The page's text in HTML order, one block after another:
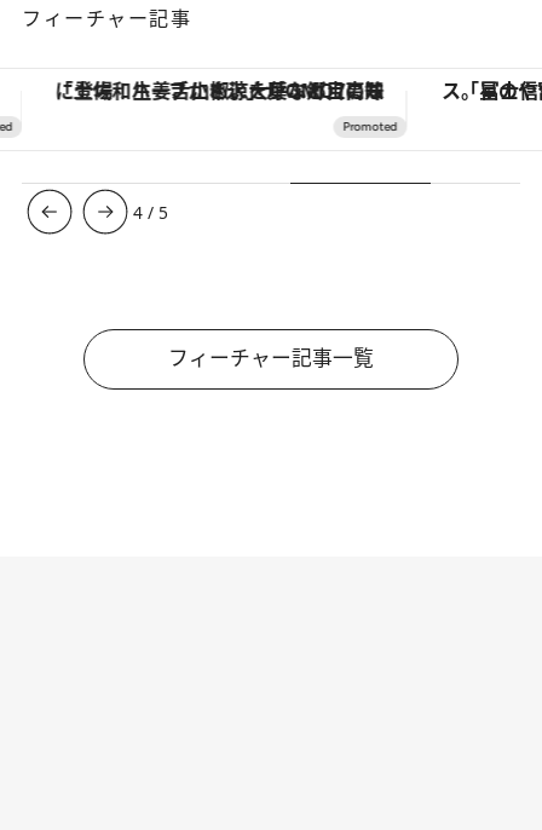
フィーチャー記事
「土佐和ハーブかき氷」がOMO7高知に登場！生姜、山椒、大葉など目にも舌にも涼を呼ぶ郷土の味
4 / 5
フィーチャー記事一覧